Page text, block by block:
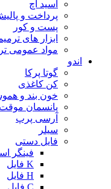
اسید اچ
پرداخت و
پست و کور
ابزار های
مواد عمومی
اندو
گوتا پرکا
کن کاغذی
خون بند و
پانسمان موقت
آرسی پرپ
سیلر
فایل دستی
فینگر
K فایل
H فایل
C فایل